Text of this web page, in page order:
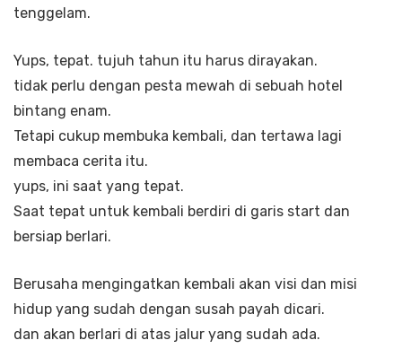
tenggelam.
Yups, tepat. tujuh tahun itu harus dirayakan.
tidak perlu dengan pesta mewah di sebuah hotel
bintang enam.
Tetapi cukup membuka kembali, dan tertawa lagi
membaca cerita itu.
yups, ini saat yang tepat.
Saat tepat untuk kembali berdiri di garis start dan
bersiap berlari.
Berusaha mengingatkan kembali akan visi dan misi
hidup yang sudah dengan susah payah dicari.
dan akan berlari di atas jalur yang sudah ada.